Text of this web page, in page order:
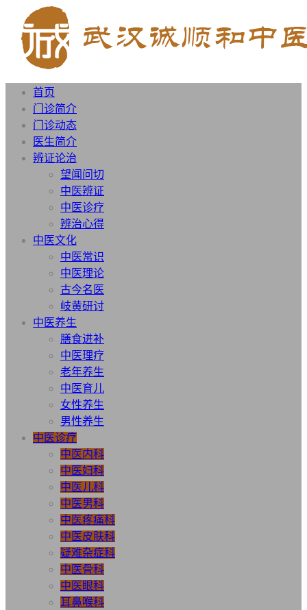
首页
门诊简介
门诊动态
医生简介
辨证论治
望闻问切
中医辨证
中医诊疗
辨治心得
中医文化
中医常识
中医理论
古今名医
岐黄研讨
中医养生
膳食进补
中医理疗
老年养生
中医育儿
女性养生
男性养生
中医诊疗
中医内科
中医妇科
中医儿科
中医男科
中医疼痛科
中医皮肤科
疑难杂症科
中医骨科
中医眼科
耳鼻喉科